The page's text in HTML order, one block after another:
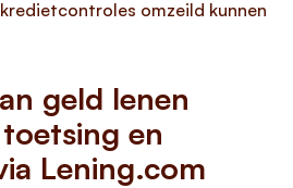
omzeild kunnen
geld lenen
en
Lening.com